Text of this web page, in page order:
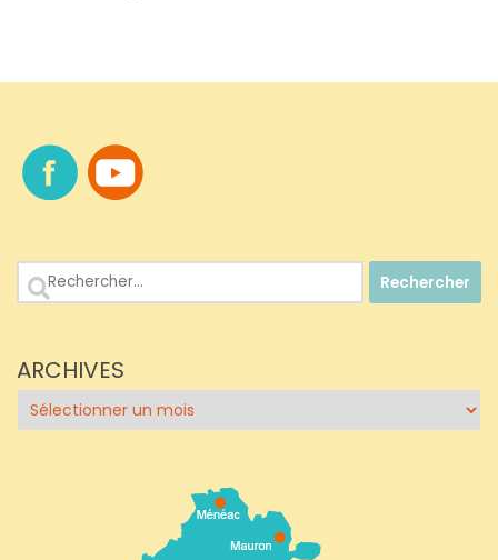
Rechercher :
ARCHIVES
Archives